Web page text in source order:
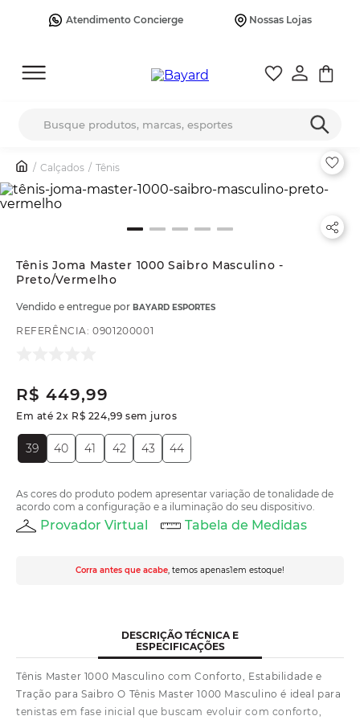
Atendimento Concierge Nossas Lojas
Calçados Tênis
Tênis Joma Master 1000 Saibro Masculino -
Preto/Vermelho
Vendido e entregue por BAYARD ESPORTES
REFERÊNCIA:0901200001
R$ 449,99
Em até2x R$ 224,99 sem juros
39 40 41 42 43 44
As cores do produto podem apresentar variação de tonalidade de
acordo com a configuração e a iluminação do seu dispositivo.
Provador Virtual Tabela de Medidas
Corra antes que acabe , temos apenas1em estoque!
DESCRIÇÃO TÉCNICA E
ESPECIFICAÇÕES
Tênis Master 1000 Masculino com Conforto, Estabilidade e
Tração para Saibro O Tênis Master 1000 Masculino é ideal para
tenistas em fase inicial que buscam evoluir com conforto,